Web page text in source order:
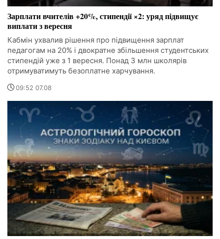
Зарплати вчителів +20%, стипендії ×2: уряд підвищує
виплати з вересня
Кабмін ухвалив рішення про підвищення зарплат
педагогам на 20% і двократне збільшення студентських
стипендій уже з 1 вересня. Понад 3 млн школярів
отримуватимуть безоплатне харчування.
09:52 07.08